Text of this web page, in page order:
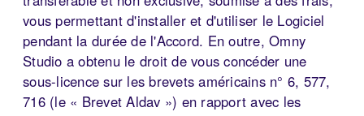
vous permettant d'installer et d'utiliser le Logiciel
pendant la durée de l'Accord. En outre, Omny
Studio a obtenu le droit de vous concéder une
sous-licence sur les brevets américains n° 6, 577,
716 (le « Brevet Aldav ») en rapport avec les